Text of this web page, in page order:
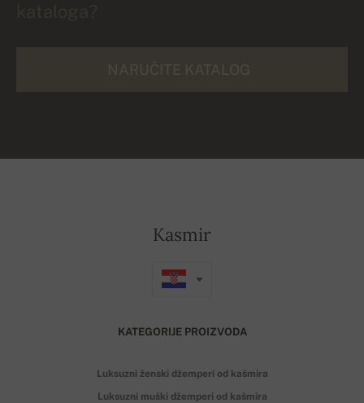
Kasmir
KATEGORIJE PROIZVODA
Luksuzni ženski džemperi od kašmira
Luksuzni muški džemperi od kašmira